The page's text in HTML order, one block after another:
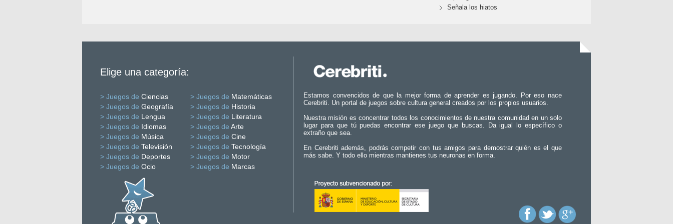
Señala los hiatos
Elige una categoría:
> Juegos de Ciencias > Juegos de Matemáticas
> Juegos de Geografía > Juegos de Historia
> Juegos de Lengua > Juegos de Literatura
> Juegos de Idiomas > Juegos de Arte
> Juegos de Música > Juegos de Cine
> Juegos de Televisión > Juegos de Tecnología
> Juegos de Deportes > Juegos de Motor
> Juegos de Ocio > Juegos de Marcas
Estamos convencidos de que la mejor forma de aprender es jugando. Por eso nace
Cerebriti. Un portal de juegos sobre cultura general creados por los propios usuarios.
Nuestra misión es concentrar todos los conocimientos de nuestra comunidad en un solo
lugar para que tú puedas encontrar ese juego que buscas. Da igual lo específico o
extraño que sea.
En Cerebriti además, podrás competir con tus amigos para demostrar quién es el que
más sabe. Y todo ello mientras mantienes tus neuronas en forma.